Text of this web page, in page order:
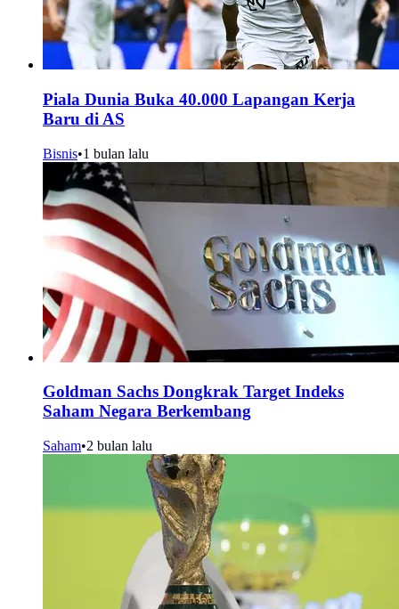
Piala Dunia Buka 40.000 Lapangan Kerja
Baru di AS
Bisnis•1 bulan lalu
Goldman Sachs Dongkrak Target Indeks
Saham Negara Berkembang
Saham•2 bulan lalu